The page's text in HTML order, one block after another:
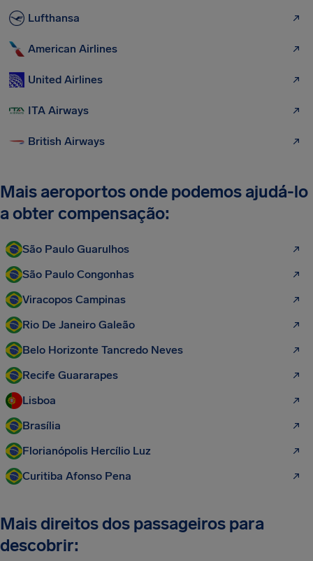
Lufthansa
American Airlines
United Airlines
ITA Airways
British Airways
Mais aeroportos onde podemos ajudá-lo
a obter compensação:
São Paulo Guarulhos
São Paulo Congonhas
Viracopos Campinas
Rio De Janeiro Galeão
Belo Horizonte Tancredo Neves
Recife Guararapes
Lisboa
Brasília
Florianópolis Hercílio Luz
Curitiba Afonso Pena
Mais direitos dos passageiros para
descobrir: